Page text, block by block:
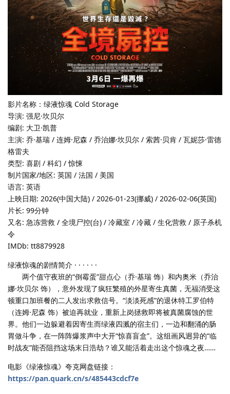
影片名称：绿液惊魂 Cold Storage
导演: 强尼·坎贝尔
编剧: 大卫·凯普
主演: 乔·基瑞 / 连姆·尼森 / 乔治娜·坎贝尔 / 索茜·贝肯 / 瓦妮莎·雷德
格雷夫
类型: 喜剧 / 科幻 / 惊悚
制片国家/地区: 英国 / 法国 / 美国
语言: 英语
上映日期: 2026(中国大陆) / 2026-01-23(挪威) / 2026-02-06(英国)
片长: 99分钟
又名: 急冻营救 / 全境尸控(台) / 冷藏室 / 冷藏 / 生化营救 / 原子杀机
令
IMDb: tt8879928
绿液惊魂的剧情简介 · · · · · ·
两个值守夜班的“倒霉蛋”甜点心（乔·基瑞 饰）和内奥米（乔治
娜·坎贝尔 饰），意外发现了疯狂繁殖的外星寄生真菌，无福消受这
顿重口加班餐的二人发出求救信号。“淡淡死感”的退休特工罗伯特
（连姆·尼森 饰）被迫再就业，重新上岗拯救即将被真菌腐蚀的世
界。他们一边躲避着因寄生而绿液四溅的宿主们，一边和翻涌的肠
胃做斗争，在一阵阵爆浆声中大开“惊喜盲盒”。这组画风迥异的“临
时战友”能否阻挡这场末日浩劫？谁又能活着走出这个惊魂之夜……
电影《绿液惊魂》夸克网盘链接：
https://pan.quark.cn/s/485443cdcf7e